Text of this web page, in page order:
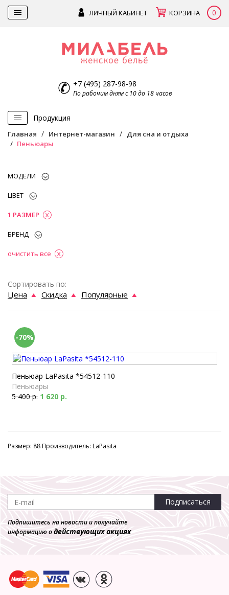
ЛИЧНЫЙ КАБИНЕТ КОРЗИНА 0
+7 (495) 287-98-98
По рабочим дням с 10 до 18 часов
Продукция
Главная Интернет-магазин
Для сна и отдыха
Пеньюары
МОДЕЛИ
ЦВЕТ
1 РАЗМЕР
БРЕНД
очистить все
Сортировать по:
Цена Скидка Популярные
-70%
Пеньюар LaPasita *54512-110
Пеньюары
5 400 р. 1 620 р.
Размер: 88 Производитель: LaPasita
Подписаться
Подпишитесь на новости и получайте
информацию одействующих акциях